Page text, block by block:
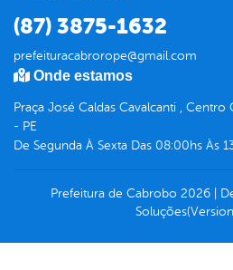
(87) 3875-1632
prefeituracabrorope@gmail.com
Onde estamos
Praça José Caldas Cavalcanti ,
- PE
De Segunda À Sexta Das 08:00hs Às
Prefeitura de Cabrobo 2026|
Soluções